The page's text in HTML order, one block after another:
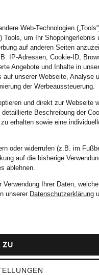
Web-Technologien
um Ihr Shoppingerlebnis
auf anderen Seiten
IP-Adressen, Cookie-ID,
Angebote und Inhalte in
unserer Webseite, Analyse
der Werbeaussteuerung.
und direkt zur Webseite
Beschreibung der
erhalten sowie eine
oder widerrufen (z.B. im
auf die bisherige
ablehnen.
Ihrer Daten,
unserer Datenschutzerklärung
ZU